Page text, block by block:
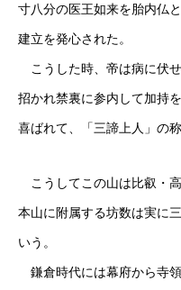
寸八分の医王如来を胎内仏
建立を発心された。
こうした時、帝は病に伏
招かれ禁裏に参内して加持
喜ばれて、「三諦上人」の称
こうしてこの山は比叡・
本山に附属する坊数は実に
いう。
鎌倉時代には幕府から寺